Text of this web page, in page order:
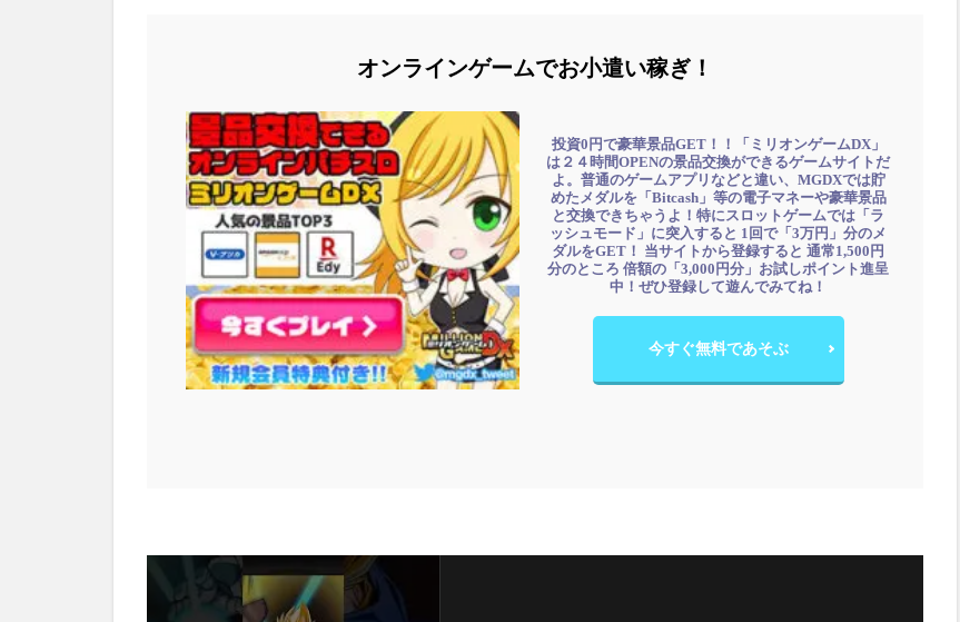
オンラインゲームでお小遣い稼ぎ！
投資0円で豪華景品GET！！「ミリオンゲームDX」
は２４時間OPENの景品交換ができるゲームサイトだ
よ。普通のゲームアプリなどと違い、MGDXでは貯
めたメダルを「Bitcash」等の電子マネーや豪華景品
と交換できちゃうよ！特にスロットゲームでは「ラ
ッシュモード」に突入すると 1回で「3万円」分のメ
ダルをGET！ 当サイトから登録すると 通常1,500円
分のところ 倍額の「3,000円分」お試しポイント進呈
中！ぜひ登録して遊んでみてね！
今すぐ無料であそぶ